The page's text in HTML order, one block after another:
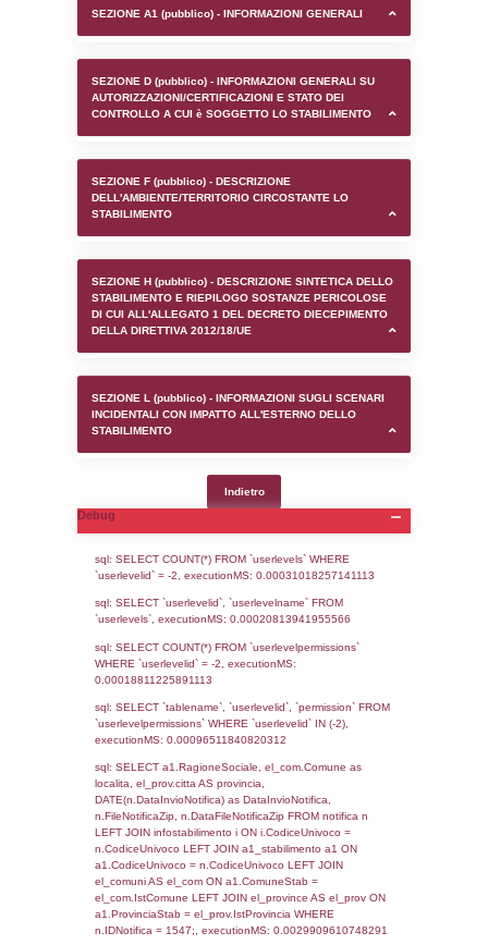
Stabilimento Taranto
S.r.l in Amministrazione
Straordiaria nel
Taranto (Taranto) -
SEZIONE A1 (pubblico) - INFORMAZIONI
SEZIONE D (pubblico) - INFORMAZIONI
AUTORIZZAZIONI/CERTIFICAZIONI E
CONTROLLO A CUI è SOGGETTO LO
SEZIONE F (pubblico) - DESCRIZIONE
DELL'AMBIENTE/TERRITORIO
STABILIMENTO
STABILIMENTO E RIEPILOGO SOSTANZE
DI CUI ALL'ALLEGATO 1 DEL DECRETO
DELLA DIRETTIVA 2012/18/UE
SEZIONE L (pubblico) - INFORMAZIONI